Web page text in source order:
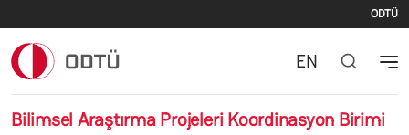
ODTÜ
Bilimsel Araştırma Projeleri Koordinasyon Birimi
EN